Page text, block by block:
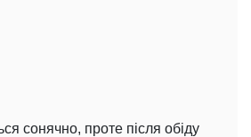
сонячно, проте після обіду